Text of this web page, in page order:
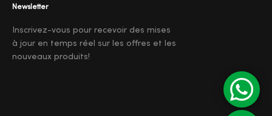
Newsletter
Inscrivez-vous pour recevoir des mises
à jour en temps réel sur les offres et les
nouveaux produits!